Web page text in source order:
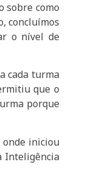
sobre como
concluímos
o nível de
cada turma
que o
porque
onde iniciou
Inteligência